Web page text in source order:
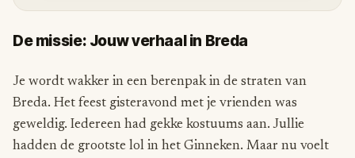
De missie: Jouw verhaal in Breda
Je wordt wakker in een berenpak in de straten van
Breda. Het feest gisteravond met je vrienden was
geweldig. Iedereen had gekke kostuums aan. Jullie
hadden de grootste lol in het Ginneken. Maar nu voelt